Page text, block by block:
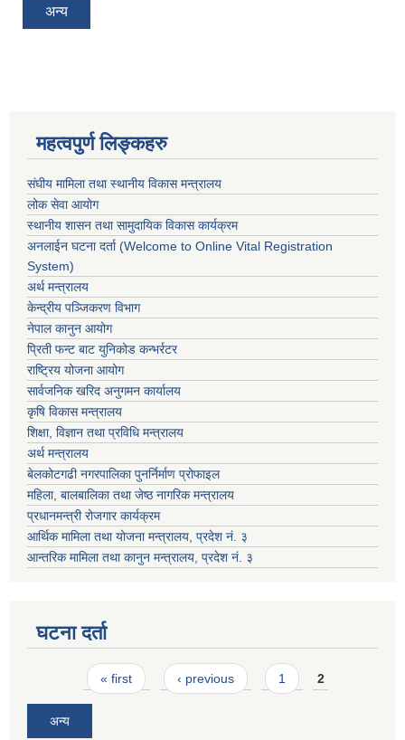
अन्य
महत्वपुर्ण लिङ्कहरु
संघीय मामिला तथा स्थानीय विकास मन्त्रालय
लोक सेवा आयोग
स्थानीय शासन तथा सामुदायिक विकास कार्यक्रम
अनलाईन घटना दर्ता (Welcome to Online Vital Registration
System)
अर्थ मन्त्रालय
केन्द्रीय पञ्जिकरण विभाग
नेपाल कानुन आयोग
प्रिती फन्ट बाट युनिकोड कन्भर्रटर
राष्ट्रिय योजना आयोग
सार्वजनिक खरिद अनुगमन कार्यालय
कृषि विकास मन्त्रालय
शिक्षा, विज्ञान तथा प्रविधि मन्त्रालय
अर्थ मन्त्रालय
बेलकोटगढी नगरपालिका पुनर्निर्माण प्रोफाइल
महिला, बालबालिका तथा जेष्ठ नागरिक मन्त्रालय
प्रधानमन्त्री रोजगार कार्यक्रम
आर्थिक मामिला तथा योजना मन्त्रालय, प्रदेश नं. ३
आन्तरिक मामिला तथा कानुन मन्त्रालय, प्रदेश नं. ३
घटना दर्ता
Pages« first ‹ previous 1 2
अन्य